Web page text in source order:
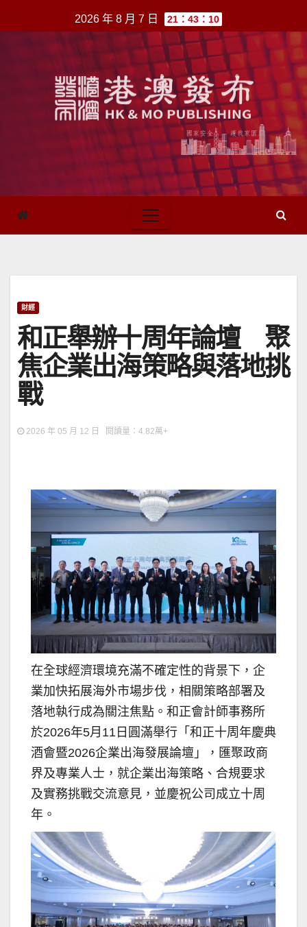
至
2026 年 8 月 7 日 21：43：10
財經
和正舉辦十周年論壇 聚
焦企業出海策略與落地挑
戰
2026 年 05 月 12 日 閱讀量：4.82萬+
在全球經濟環境充滿不確定性的背景下，企
業加快拓展海外市場步伐，相關策略部署及
落地執行成為關注焦點。和正會計師事務所
於2026年5月11日圓滿舉行「和正十周年慶典
酒會暨2026企業出海發展論壇」，匯聚政商
界及專業人士，就企業出海策略、合規要求
及實務挑戰交流意見，並慶祝公司成立十周
年。